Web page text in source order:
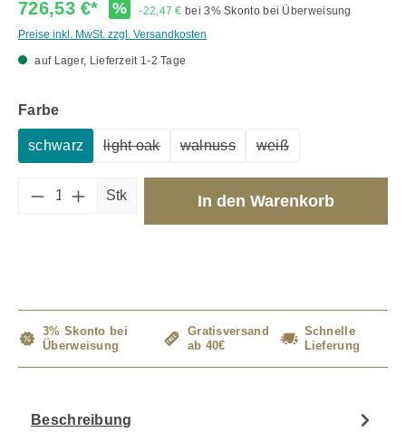
726,53 €* % -22,47 € bei 3% Skonto bei Überweisung
Preise inkl. MwSt. zzgl. Versandkosten
auf Lager, Lieferzeit 1-2 Tage
Farbeauswählen
schwarz light oak walnuss weiß
Produkt Anzahl: Gib den gewünschten
Stk In den Warenkorb
3% Skonto bei
Überweisung
Gratisversand
ab 40€
Schnelle
Lieferung
Beschreibung